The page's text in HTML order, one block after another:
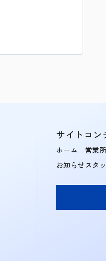
サイトコン
ホーム
お知らせ
営業
スタ